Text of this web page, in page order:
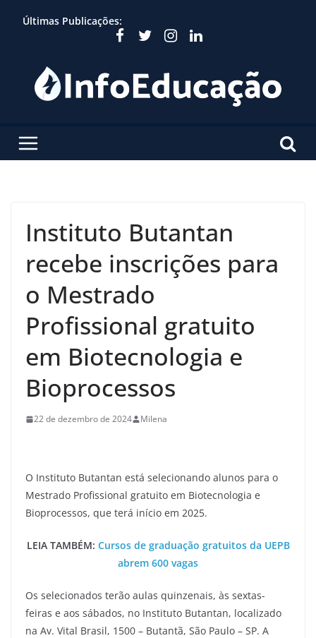
Últimas Publicações:
Instituto Butantan
recebe inscrições para
o Mestrado
Profissional gratuito
em Biotecnologia e
Bioprocessos
22 de dezembro de 2024 Milena
O Instituto Butantan está selecionando alunos para o
Mestrado Profissional gratuito em Biotecnologia e
Bioprocessos, que terá início em 2025.
LEIA TAMBÉM: Cursos de graduação gratuitos da UEPB
abrem 600 vagas
Os selecionados terão aulas quinzenais, às sextas-
feiras e aos sábados, no Instituto Butantan, localizado
na Av. Vital Brasil, 1500 – Butantã, São Paulo – SP. A